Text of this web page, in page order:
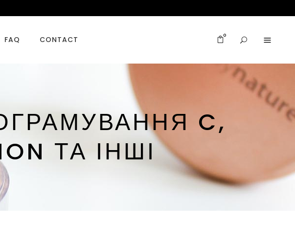
0
FAQ CONTACT
C,
ТА ІНШІ